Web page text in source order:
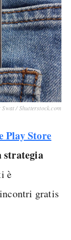
/ Shutterstock.com
Play Store
strategia
è
gratis